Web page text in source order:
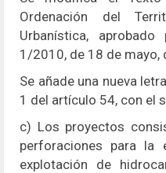
Ordenación del
Urbanística,
1/2010, de 18 de mayo,
Se añade una nueva
1 del artículo 54, con el
c) Los proyectos
perforaciones para la
explotación de